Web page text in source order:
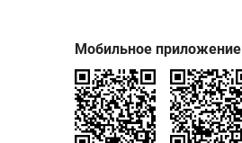
Мобильное приложение